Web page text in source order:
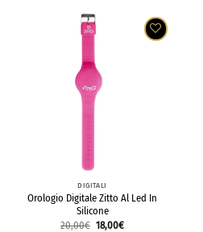
DIGITALI
Orologio Digitale Zitto Al Led In
Silicone
20,00€ 18,00€